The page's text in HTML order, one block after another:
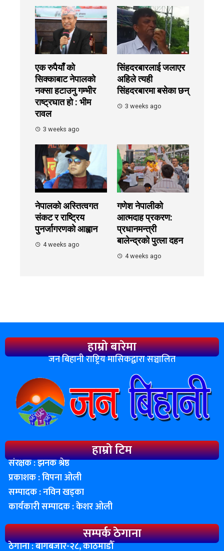
एक रुपैयाँ को
सिक्काबाट नेपालको
नक्सा हटाउनु गम्भीर
राष्ट्रघात हो : भीम
रावल
3 weeks ago
सिंहदरबारलाई जलाएर
अहिले त्यही
सिंहदरबारमा बसेका छन्
3 weeks ago
नेपालको अस्तित्वगत
संकट र राष्ट्रिय
पुनर्जागरणको आह्वान
4 weeks ago
गणेश नेपालीको
आत्मदाह प्रकरण:
प्रधानमन्त्री
बालेन्द्रको पुत्ला दहन
4 weeks ago
हाम्रो बारेमा
जन बिहानी राष्ट्रिय मासिकद्वारा सञ्चालित
हाम्रो टिम
संरक्षक : झनक श्रेष्ठ
प्रकाशक : विपना ओली
सम्पादक : नविन खड्का
कार्यकारी सम्पादक : केशर ओली
सम्पर्क ठेगाना
ठेगाना : बागबजार-२८, काठमाडाैँ